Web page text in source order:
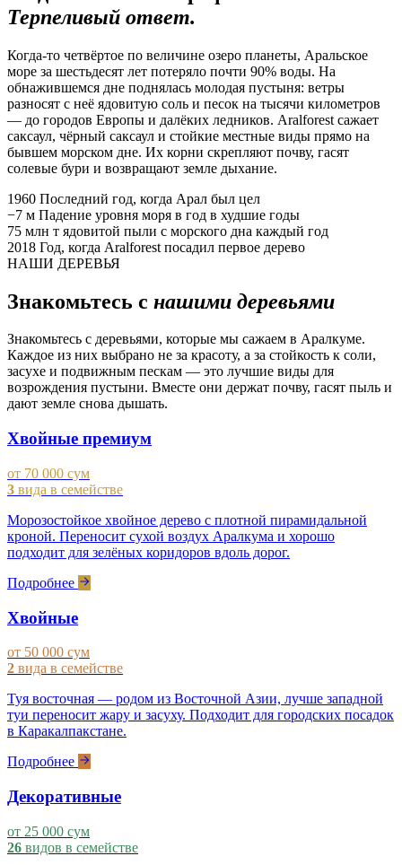
Терпеливый ответ.
Когда-то четвёртое по величине озеро планеты, Аральское
море за шестьдесят лет потеряло почти 90% воды. На
обнажившемся дне поднялась молодая пустыня: ветры
разносят с неё ядовитую соль и песок на тысячи километров
— до городов Европы и далёких ледников. Aralforest сажает
саксаул, чёрный саксаул и стойкие местные виды прямо на
бывшем морском дне. Их корни скрепляют почву, гасят
солевые бури и возвращают земле дыхание.
1960 Последний год, когда Арал был цел
−7 м Падение уровня моря в год в худшие годы
75 млн т ядовитой пыли с морского дна каждый год
2018 Год, когда Aralforest посадил первое дерево
НАШИ ДЕРЕВЬЯ
Знакомьтесь с нашими деревьями
Знакомьтесь с деревьями, которые мы сажаем в Аралкуме.
Каждое из них выбрано не за красоту, а за стойкость к соли,
засухе и подвижным пескам — это лучшие виды для
возрождения пустыни. Вместе они держат почву, гасят пыль и
дают земле снова дышать.
Хвойные премиум
от 70 000 сум
3 вида в семействе
Морозостойкое хвойное дерево с плотной пирамидальной
кроной. Переносит сухой воздух Аралкума и хорошо
подходит для зелёных коридоров вдоль дорог.
Подробнее
Хвойные
от 50 000 сум
2 вида в семействе
Туя восточная — родом из Восточной Азии, лучше западной
туи переносит жару и засуху. Подходит для городских посадок
в Каракалпакстане.
Подробнее
Декоративные
от 25 000 сум
26 видов в семействе